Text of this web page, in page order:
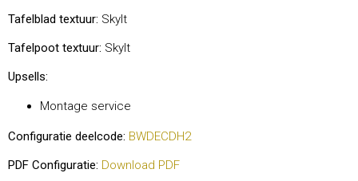
Tafelblad textuur: Skylt
Tafelpoot textuur: Skylt
Upsells:
Montage service
Configuratie deelcode: BWDECDH2
PDF Configuratie: Download PDF